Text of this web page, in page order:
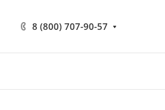
8 (800) 707-90-57